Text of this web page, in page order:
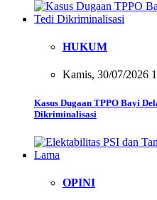
HUKUM
Kamis, 30/07/2026
Kasus Dugaan TPPO Bayi
Dikriminalisasi
OPINI